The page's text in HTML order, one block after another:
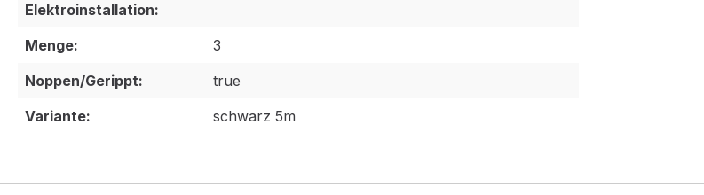
Elektroinstallation:
Menge:
3
Noppen/Gerippt:
true
Variante:
schwarz 5m